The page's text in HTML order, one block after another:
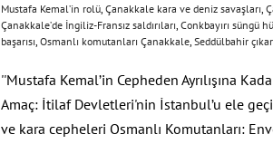
Mustafa Kemal’in rolü, Çanakkale kara ve deniz savaşları,
Çanakkale’de İngiliz-Fransız saldırıları, Conkbayırı süngü
başarısı, Osmanlı komutanları Çanakkale, Seddülbahir
''Mustafa Kemal’in Cepheden Ayrılışına
Amaç: İtilaf Devletleri'nin İstanbul’u ele
ve kara cepheleri Osmanlı Komutanları: